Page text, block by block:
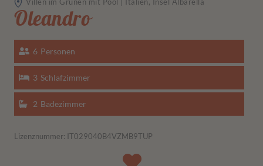
Oleandro
Personen
6
Schlafzimmer
3
Badezimmer
2
Lizenznummer: IT029040B4VZMB9TUP